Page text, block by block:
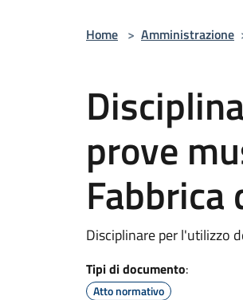
Home > Amministrazione
prove
Fabbrica
Disciplinare per l'utilizzo
Tipi di documento:
Atto normativo